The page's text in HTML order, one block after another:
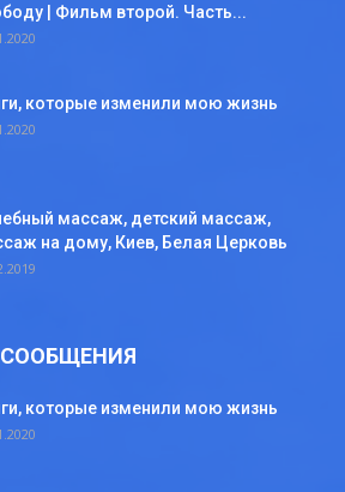
| Фильм второй. Часть...
которые изменили мою жизнь
массаж, детский массаж,
на дому, Киев, Белая Церковь
которые изменили мою жизнь